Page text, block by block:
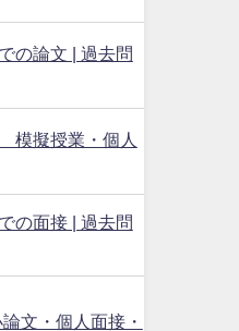
の論文 | 過去問
模擬授業・個人
の面接 | 過去問
文・個人面接・